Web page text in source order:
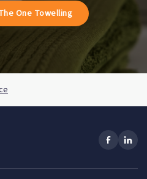
One Towelling